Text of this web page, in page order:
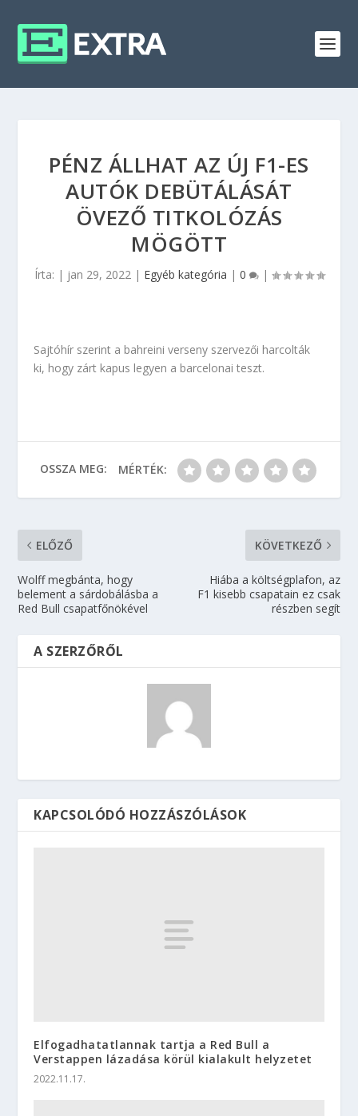
PÉNZ ÁLLHAT AZ ÚJ F1-ES
AUTÓK DEBÜTÁLÁSÁT
ÖVEZŐ TITKOLÓZÁS
MÖGÖTT
Írta: | jan 29, 2022| Egyéb kategória | 0 |
Sajtóhír szerint a bahreini verseny szervezői harcolták
ki, hogy zárt kapus legyen a barcelonai teszt.
OSSZA MEG: MÉRTÉK:
ELŐZŐ
Wolff megbánta, hogy
belement a sárdobálásba a
Red Bull csapatfőnökével
KÖVETKEZŐ
Hiába a költségplafon, az
F1 kisebb csapatain ez csak
részben segít
A SZERZŐRŐL
KAPCSOLÓDÓ HOZZÁSZÓLÁSOK
Elfogadhatatlannak tartja a Red Bull a
Verstappen lázadása körül kialakult helyzetet
2022.11.17.